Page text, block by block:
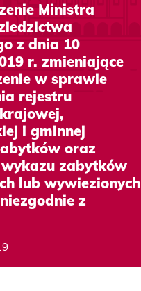
Ministra
z dnia 10
r. zmieniające
w sprawie
rejestru
i gminnej
oraz
zabytków
lub wywiezionych
z